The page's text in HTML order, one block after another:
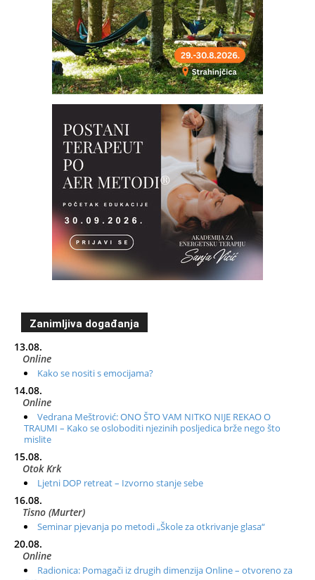
Zanimljiva događanja
13.08.
Online
Kako se nositi s emocijama?
14.08.
Online
Vedrana Meštrović: ONO ŠTO VAM NITKO NIJE REKAO O
TRAUMI – Kako se osloboditi njezinih posljedica brže nego što
mislite
15.08.
Otok Krk
Ljetni DOP retreat – Izvorno stanje sebe
16.08.
Tisno (Murter)
Seminar pjevanja po metodi „Škole za otkrivanje glasa“
20.08.
Online
Radionica: Pomagači iz drugih dimenzija Online – otvoreno za